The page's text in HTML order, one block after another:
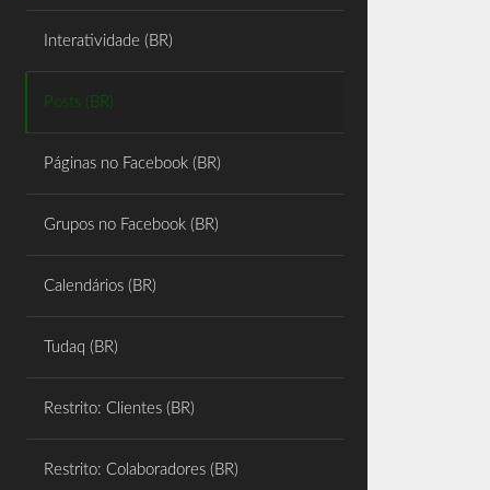
Interatividade (BR)
Posts (BR)
Páginas no Facebook (BR)
Grupos no Facebook (BR)
Calendários (BR)
Tudaq (BR)
Restrito: Clientes (BR)
Restrito: Colaboradores (BR)